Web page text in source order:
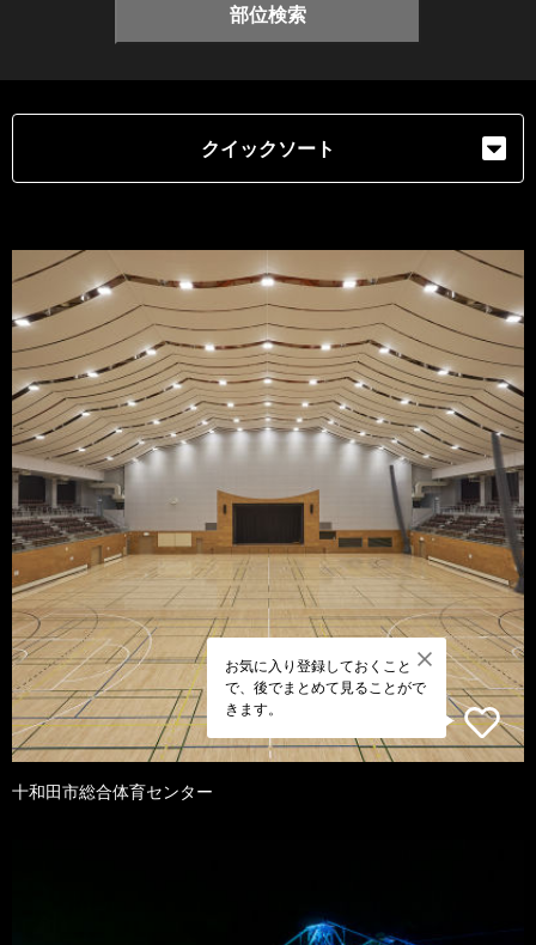
部位検索
クイックソート
お気に入り登録しておくこと
で、後でまとめて見ることがで
きます。
十和田市総合体育センター